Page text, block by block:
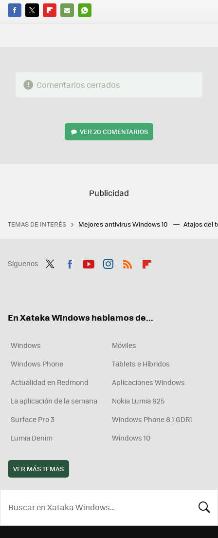
FACEBOOK
TWITTERFLIPBOARD
E-
WHATSAPP
Comentarios cerrados
VER20 COMENTARIOS
TEMAS DE INTERÉS Mejores antivirus Windows 10 Atajos del
Síguenos
En Xataka Windows hablamos de...
Windows
Móviles
Windows Phone
Tablets e Híbridos
Actualidad en Redmond
Aplicaciones Windows
La aplicación de la semana
Nokia Lumia 925
Surface Pro 3
Windows Phone 8.1 GDR1
Lumia Denim
Windows 10
VER MÁS TEMAS